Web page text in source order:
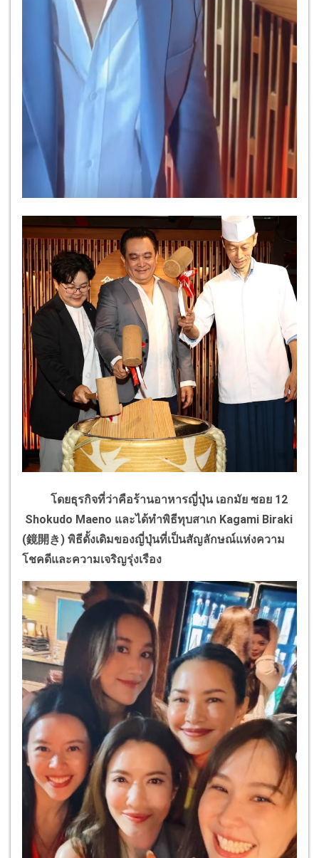
โดยธุรกิจที่ว่าคือร้านอาหารญี่ปุ่น เอกมัย ซอย 12
Shokudo Maeno และได้ทำพิธีทุบสาเก Kagami Biraki
(鏡開き) พิธีดั้งเดิมของญี่ปุ่นที่เป็นสัญลักษณ์แห่งความ
โชคดีและความเจริญรุ่งเรือง